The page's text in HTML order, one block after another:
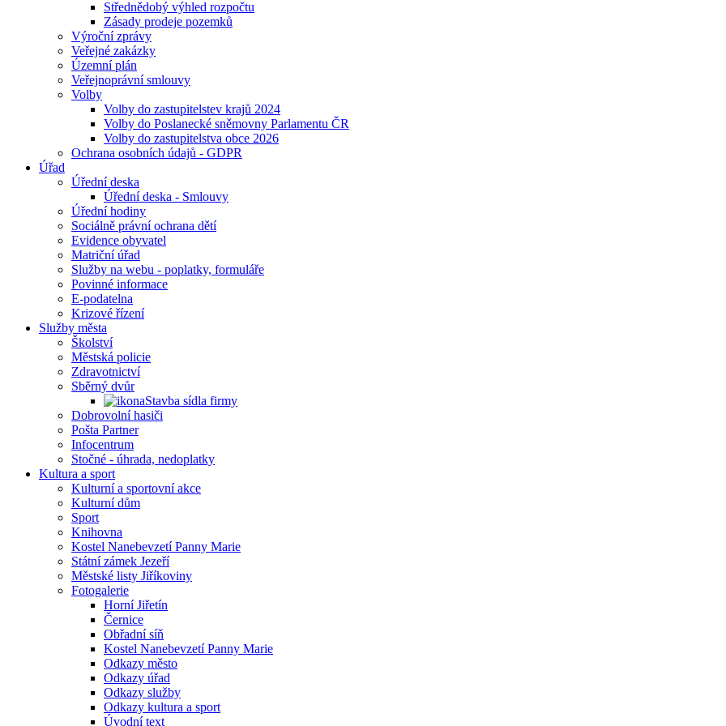
Střednědobý výhled rozpočtu
Zásady prodeje pozemků
Výroční zprávy
Veřejné zakázky
Územní plán
Veřejnoprávní smlouvy
Volby
Volby do zastupitelstev krajů 2024
Volby do Poslanecké sněmovny Parlamentu ČR
Volby do zastupitelstva obce 2026
Ochrana osobních údajů - GDPR
Úřad
Úřední deska
Úřední deska - Smlouvy
Úřední hodiny
Sociálně právní ochrana dětí
Evidence obyvatel
Matriční úřad
Služby na webu - poplatky, formuláře
Povinné informace
E-podatelna
Krizové řízení
Služby města
Školství
Městská policie
Zdravotnictví
Sběrný dvůr
Stavba sídla firmy
Dobrovolní hasiči
Pošta Partner
Infocentrum
Stočné - úhrada, nedoplatky
Kultura a sport
Kulturní a sportovní akce
Kulturní dům
Sport
Knihovna
Kostel Nanebevzetí Panny Marie
Státní zámek Jezeří
Městské listy Jiříkoviny
Fotogalerie
Horní Jiřetín
Černice
Obřadní síň
Kostel Nanebevzetí Panny Marie
Odkazy město
Odkazy úřad
Odkazy služby
Odkazy kultura a sport
Úvodní text